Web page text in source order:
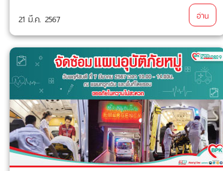
21 มี.ค. 2567
อ่าน